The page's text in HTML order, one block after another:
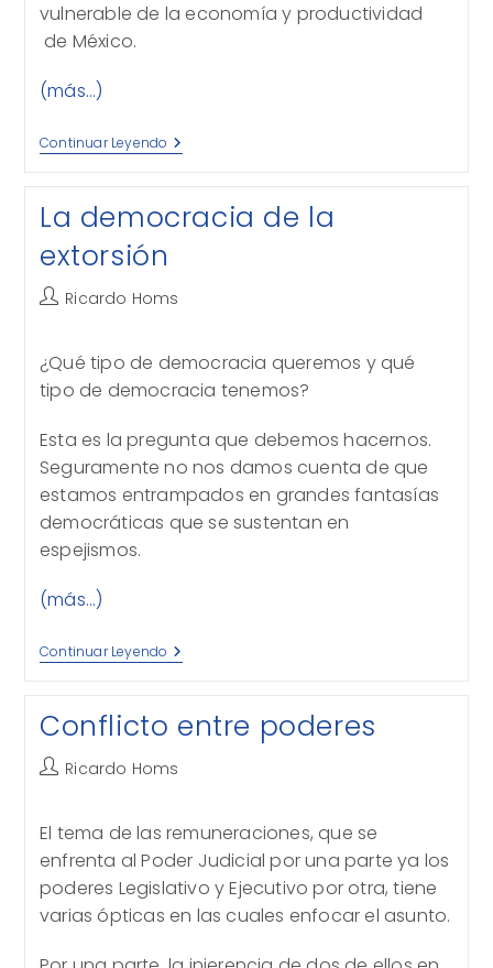
vulnerable de la economía y productividad
de México.
(más…)
Continuar Leyendo La
Compensación
La democracia de la
extorsión
Autor
entrada:
Ricardo Homs
¿Qué tipo de democracia queremos y qué
tipo de democracia tenemos?
Esta es la pregunta que debemos hacernos.
Seguramente no nos damos cuenta de que
estamos entrampados en grandes fantasías
democráticas que se sustentan en
espejismos.
(más…)
Continuar Leyendo La
Democracia
Extorsión
Conflicto entre poderes
Autor
entrada:
Ricardo Homs
El tema de las remuneraciones, que se
enfrenta al Poder Judicial por una parte ya los
poderes Legislativo y Ejecutivo por otra, tiene
varias ópticas en las cuales enfocar el asunto.